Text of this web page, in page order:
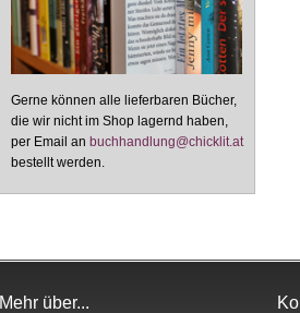
Gerne können alle lieferbaren Bücher,
die wir nicht im Shop lagernd haben,
per Email an buchhandlung@chicklit.at
bestellt werden.
Mehr über...